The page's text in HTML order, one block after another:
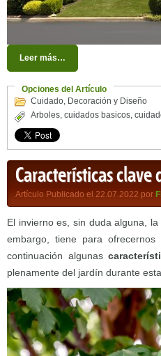
Leer más…
Opciones del Artículo
Cuidado Decoración y Diseño
Arboles cuidados basicos
Características
Artículo Publicado el 22.07.2022 por
El invierno es, sin duda alguna,
embargo, tiene para
continuación algunas
plenamente del jardín durante